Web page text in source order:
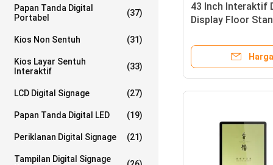
Papan Tanda Digital
Portabel
(37)
Kios Non Sentuh (31)
Kios Layar Sentuh
Interaktif
(33)
LCD Digital Signage (27)
Papan Tanda Digital LED (19)
Periklanan Digital Signage (21)
Tampilan Digital Signage
43 Inch Interaktif
Display Floor